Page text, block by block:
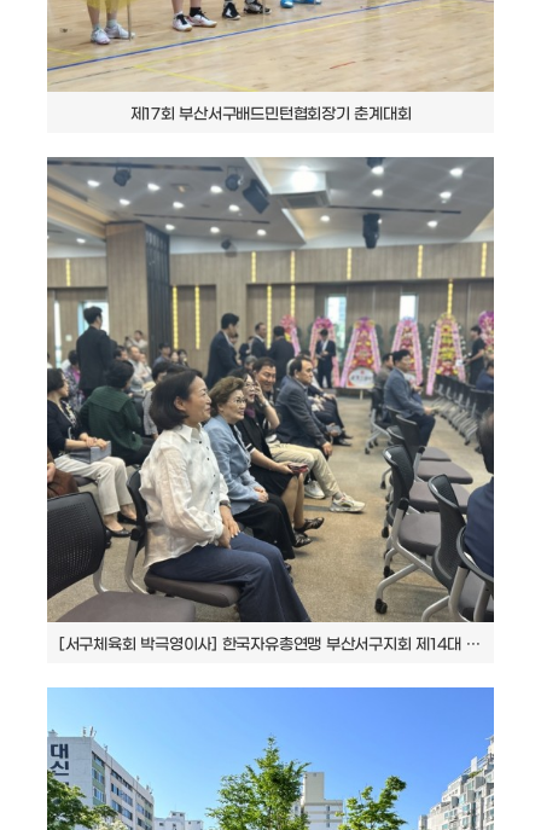
제17회 부산서구배드민턴협회장기 춘계대회
[서구체육회 박극영이사] 한국자유총연맹 부산서구지회 제14대 회장 취임